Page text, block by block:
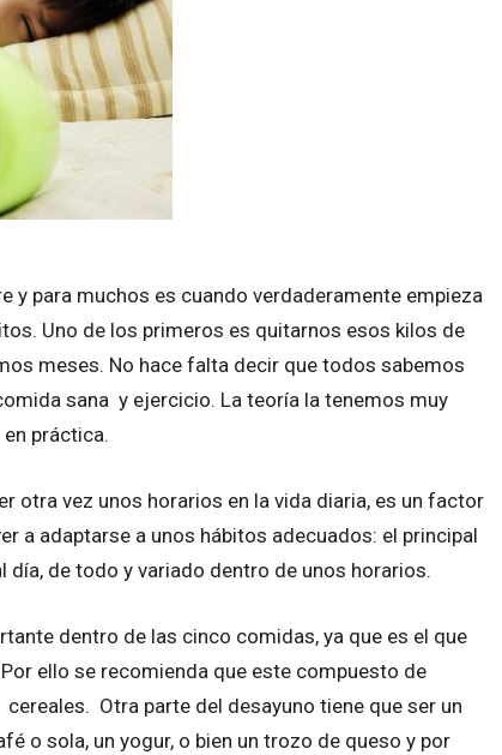
y para muchos es cuando verdaderamente empieza
Uno de los primeros es quitarnos esos kilos de
meses. No hace falta decir que todos sabemos
sana y ejercicio. La teoría la tenemos muy
práctica.
otra vez unos horarios en la vida diaria, es un factor
a adaptarse a unos hábitos adecuados: el principal
de todo y variado dentro de unos horarios.
dentro de las cinco comidas, ya que es el que
ello se recomienda que este compuesto de
Otra parte del desayuno tiene que ser un
o sola, un yogur, o bien un trozo de queso y por